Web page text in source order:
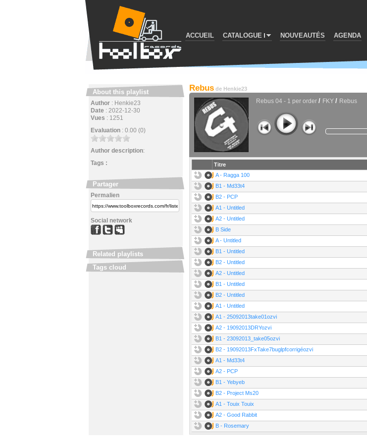
ACCUEIL CATALOGUE NOUVEAUTÉS AGENDA
Rebus de Henkie23
Rebus 04 - 1 per order / FKY / Rebus
Titre
A - Ragga 100
B1 - Md33t4
B2 - PCP
A1 - Untitled
A2 - Untitled
B Side
A - Untitled
B1 - Untitled
B2 - Untitled
A2 - Untitled
B1 - Untitled
B2 - Untitled
A1 - Untitled
A1 - 25092013take01ozvi
A2 - 19092013DRYozvi
B1 - 23092013_take05ozvi
B2 - 19092013FxTake7buglpfcorrigéozvi
A1 - Md33t4
A2 - PCP
B1 - Yebyeb
B2 - Project Ms20
A1 - Touix Touix
A2 - Good Rabbit
B - Rosemary
About this playlist
Author : Henkie23
Date : 2022-12-30
Vues : 1251
Evaluation : 0.00 (0)
Author description:
Tags :
Partager
Permalien
Social network
Related playlists
Tags cloud